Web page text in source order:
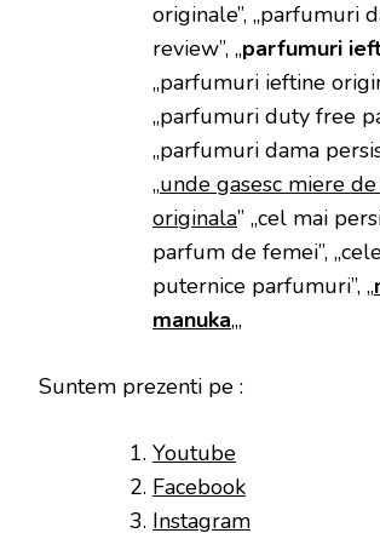
originale”, „parfumuri
review”, „parfumuri
„parfumuri ieftine
„parfumuri duty free
„parfumuri dama
„unde gasesc miere
originala” „cel mai
parfum de femei”,
puternice parfumuri”, „
manuka„,
Suntem prezenti pe :
Youtube
Facebook
Instagram